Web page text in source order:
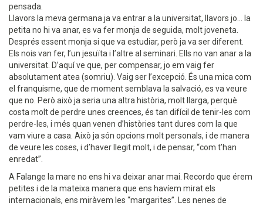
pensada.
Llavors la meva germana ja va entrar a la universitat, llavors jo... la
petita no hi va anar, es va fer monja de seguida, molt joveneta.
Després essent monja si que va estudiar, però ja va ser diferent.
Els nois van fer, l’un jesuïta i l’altre al seminari. Ells no van anar a la
universitat. D’aquí ve que, per compensar, jo em vaig fer
absolutament atea (somriu). Vaig ser l’excepció. És una mica com
el franquisme, que de moment semblava la salvació, es va veure
que no. Però això ja seria una altra història, molt llarga, perquè
costa molt de perdre unes creences, és tan difícil de tenir-les com
perdre-les, i més quan venen d’històries tant dures com la que
vam viure a casa. Això ja són opcions molt personals, i de manera
de veure les coses, i d’haver llegit molt, i de pensar, “com t’han
enredat”.
A Falange la mare no ens hi va deixar anar mai. Recordo que érem
petites i de la mateixa manera que ens havíem mirat els
internacionals, ens miràvem les “margarites”. Les nenes de